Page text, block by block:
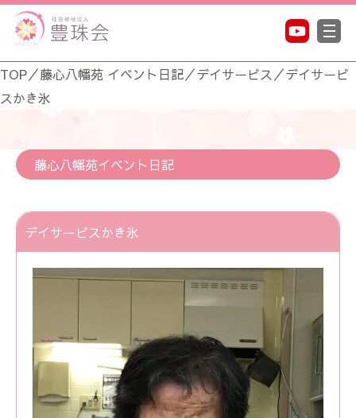
TOP／藤心八幡苑 イベント日記／デイサービス ／デイサービ
スかき氷
藤心八幡苑イベント日記
デイサービスかき氷